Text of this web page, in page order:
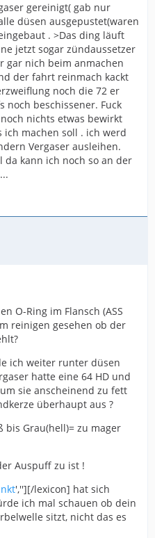
gereinigt( gab nur
düsen ausgepustet(waren
. >Das ding läuft
jetzt sogar zündaussetzer
gar nich beim anmachen
der fahrt reinmach kackt
noch die 72 er
noch beschissener. Fuck
nichts etwas bewirkt
machen soll . ich werd
Vergaser ausleihen.
kann ich noch so an der
O-Ring im Flansch (ASS
reinigen gesehen ob der
ich weiter runter düsen
hatte eine 64 HD und
sie anscheinend zu fett
überhaupt aus ?
bis Grau(hell)= zu mager
Auspuff zu ist !
',''][/lexicon] hat sich
ich mal schauen ob dein
sitzt, nicht das es